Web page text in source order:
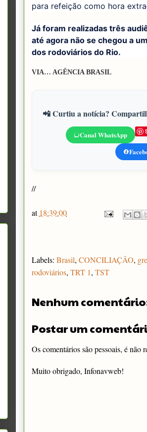
para refeição como hora
Já foram realizadas três
até agora não se chegou a
dos rodoviários do Rio.
VIA… AGÊNCIA BRASIL
📲 Curtiu a notícia?
Canal WhatsApp
//
at 18:39:00
Labels: Brasil, CONCILIAÇÃO,
rodoviários, TRT 1, TST
Nenhum
Postar um
Os comentários são pessoais, é não
Muito obrigado, Infonavweb!